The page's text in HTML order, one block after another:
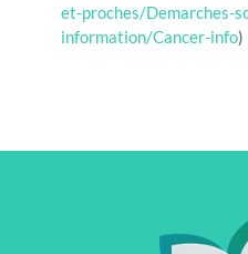
et-proches/Demarches-
information/Cancer-info)